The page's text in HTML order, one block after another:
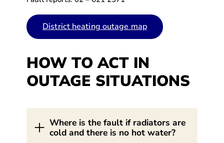
District heating outage map
HOW TO ACT IN
OUTAGE SITUATIONS
Where is the fault if radiators are
cold and there is no hot water?